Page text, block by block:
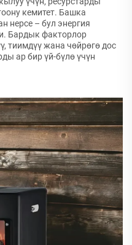
кемитет. Башка
нерсе – бул энергия
Бардык факторлор
тиимдүү жана чөйрөгө дос
ар бир үй-бүлө үчүн